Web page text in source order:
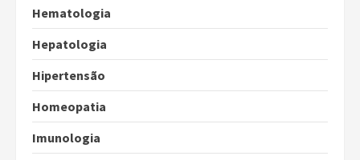
Hematologia
Hepatologia
Hipertensão
Homeopatia
Imunologia